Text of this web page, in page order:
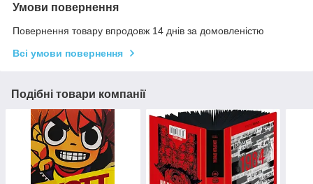
Умови повернення
Повернення товару впродовж 14 днів за домовленістю
Всі умови повернення
Подібні товари компанії